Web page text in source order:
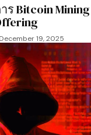
ร Bitcoin
December 19, 2025